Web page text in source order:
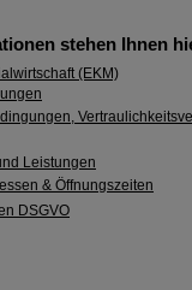
stehen Ihnen
(EKM)
Leistungen
& Öffnungszeiten
DSGVO